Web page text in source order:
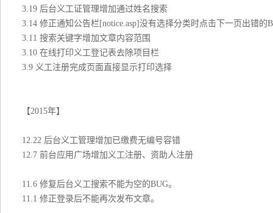
3.19 后台义工证管理增加通过姓名搜索
3.14 修正通知公告栏[notice.asp]没有选择分类时点击下一页出错的
3.11 搜索关键字增加文章内容范围
3.10 在线打印义工登记表去除项目栏
3.9 义工注册完成页面直接显示打印选择
【2015年】
12.22 后台义工管理增加已缴费无编号容错
12.7 前台应用广场增加义工注册、资助人注册
11.6 修复后台义工搜索不能为空的BUG。
11.1 修正登录后不能再次发布文章。